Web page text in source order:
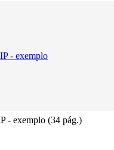
- exemplo
- exemplo (34 pág.)